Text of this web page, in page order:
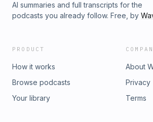
AI summaries and full transcripts for the
podcasts you already follow. Free, by
PRODUCT
How it works
Browse podcasts
Your library
About
Privacy
Terms